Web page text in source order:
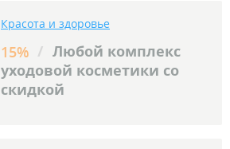
Красота и здоровье
15% / Любой комплекс
уходовой косметики со
скидкой